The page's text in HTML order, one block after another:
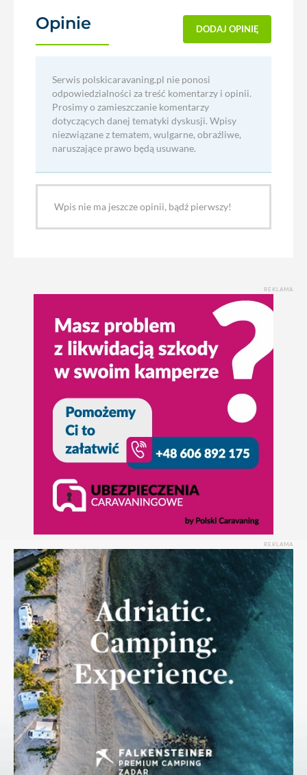
Opinie DODAJ OPINIĘ
Serwis polskicaravaning.pl nie ponosi
odpowiedzialności za treść komentarzy i opinii.
Prosimy o zamieszczanie komentarzy
dotyczących danej tematyki dyskusji. Wpisy
niezwiązane z tematem, wulgarne, obraźliwe,
naruszające prawo będą usuwane.
Wpis nie ma jeszcze opinii, bądź pierwszy!
REKLAMA
REKLAMA